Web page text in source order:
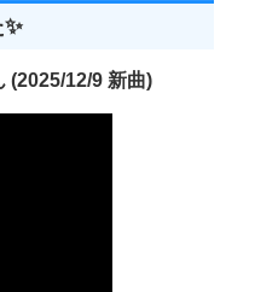
(2025/12/9 新曲)